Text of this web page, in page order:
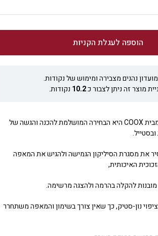
הוספה לעגלת הקניות
נהנים מצבירה ומימוש של נקודות.
מוצר זה ניתן לצבור כ10.2 נקודות.
תבנית סיליקון מלבנית מבית COOX היא הבחירה המושלמת להכנה והגשה של
את מסגרת הסיליקון הגמישה ולהגיש את המאפה
האיכותית,
מובנות להקלה בהרמה ולהצגה מרשימה.
נון-סטיק, כך שאין צורך בשימון והמאפה משתחרר